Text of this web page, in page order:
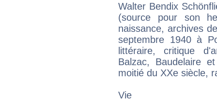
Walter Bendix
(source pour son
naissance, archives
septembre 1940 à
littéraire, critique
Balzac, Baudelaire
moitié du XXe siècle,
Vie